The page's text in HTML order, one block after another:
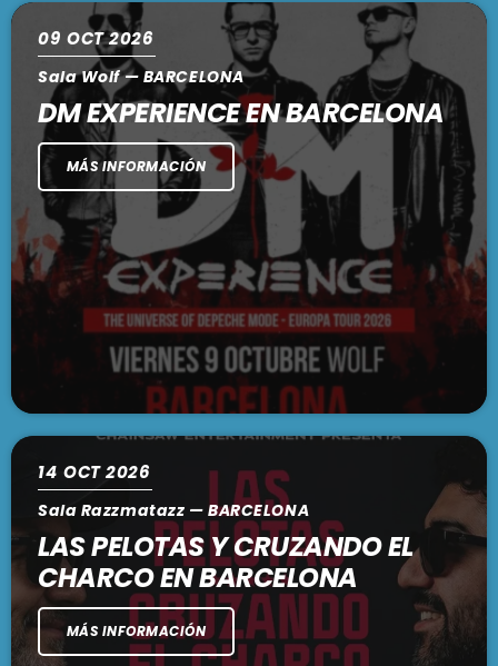
09 OCT 2026
Sala Wolf — BARCELONA
DM EXPERIENCE EN BARCELONA
MÁS INFORMACIÓN
14 OCT 2026
Sala Razzmatazz — BARCELONA
LAS PELOTAS Y CRUZANDO EL
CHARCO EN BARCELONA
MÁS INFORMACIÓN